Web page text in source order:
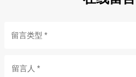
留言人 *